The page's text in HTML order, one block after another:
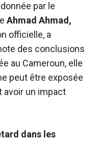
par le
Ahmad Ahmad,
officielle, a
des conclusions
au Cameroun, elle
peut être exposée
avoir un impact
dans les